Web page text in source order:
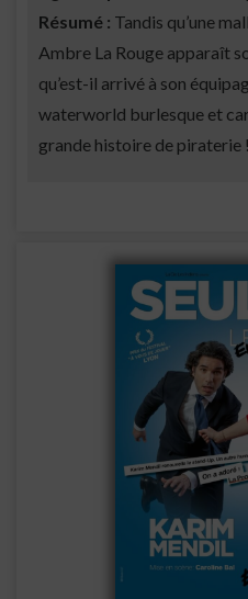
Résumé : Tandis qu’une
Ambre La Rouge apparaît
qu’est-il arrivé à son
waterworld burlesque et
grande histoire de piraterie !